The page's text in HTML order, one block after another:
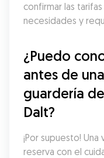
confirmar las
necesidades y
¿Puedo
antes de
guardería
Dalt?
¡Por supuesto!
reserva con el